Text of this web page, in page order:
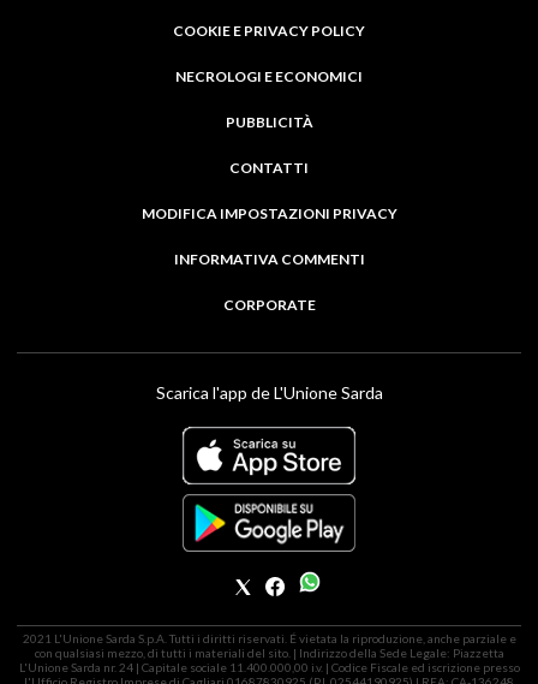
COOKIE E PRIVACY POLICY
NECROLOGI E ECONOMICI
PUBBLICITÀ
CONTATTI
MODIFICA IMPOSTAZIONI PRIVACY
INFORMATIVA COMMENTI
CORPORATE
Scarica l'app de L'Unione Sarda
2021 L'Unione Sarda S.p.A. Tutti i diritti riservati. É vietata la riproduzione, anche parziale e
con qualsiasi mezzo, di tutti i materiali del sito. | Indirizzo della Sede Legale: Piazzetta
L'Unione Sarda nr. 24 | Capitale sociale 11.400.000,00 i.v. | Codice Fiscale ed iscrizione presso
l'Ufficio Registro Imprese di Cagliari 01687830925 (P.I. 02544190925) | REA: CA-136248